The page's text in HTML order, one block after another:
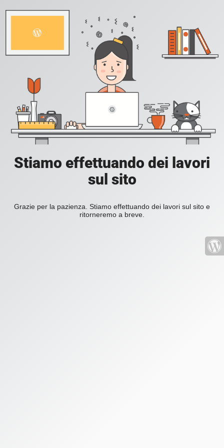
Stiamo effettuando dei lavori
sul sito
Grazie per la pazienza. Stiamo effettuando dei lavori sul sito e
ritorneremo a breve.